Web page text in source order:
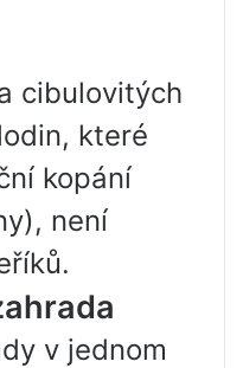
cibulovitých
které
kopání
není
v jednom